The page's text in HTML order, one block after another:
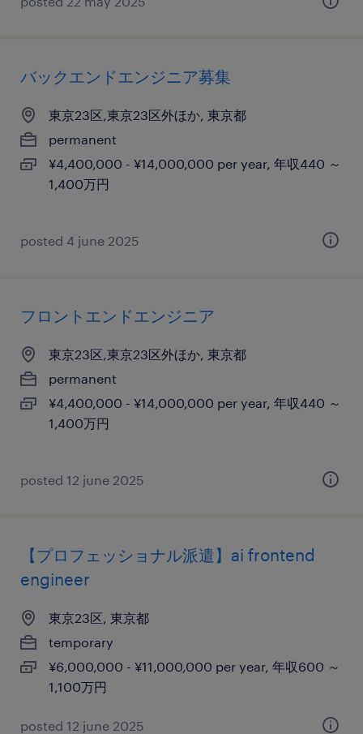
バックエンドエンジニア募集
東京23区,東京23区外ほか, 東京都
permanent
¥4,400,000 - ¥14,000,000 per year, 年収440 ～
1,400万円
posted 4 june 2025
フロントエンドエンジニア
東京23区,東京23区外ほか, 東京都
permanent
¥4,400,000 - ¥14,000,000 per year, 年収440 ～
1,400万円
posted 12 june 2025
【プロフェッショナル派遣】ai frontend
engineer
東京23区, 東京都
temporary
¥6,000,000 - ¥11,000,000 per year, 年収600 ～
1,100万円
posted 12 june 2025